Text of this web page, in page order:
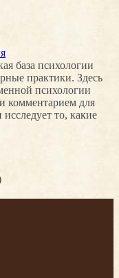
база психологии
практики. Здесь
психологии
комментарием для
то, какие